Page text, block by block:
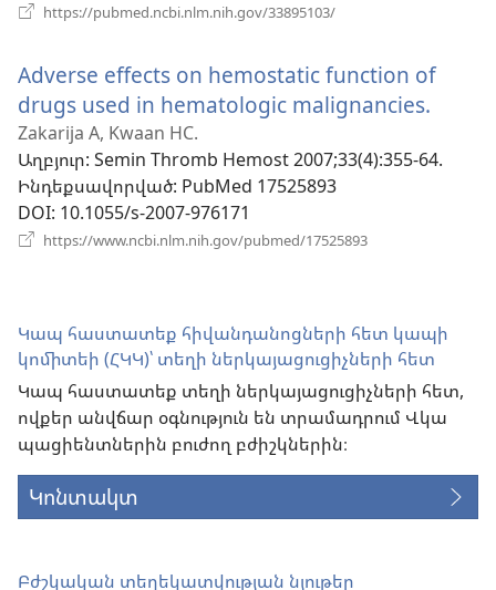
https://pubmed.ncbi.nlm.nih.gov/33895103/
պատուհան)
Adverse effects on hemostatic function of
drugs used in hematologic malignancies.
նոր
Zakarija A, Kwaan HC.
Աղբյուր‎: Semin Thromb Hemost 2007;33(4):355-64.
Ինդեքսավորված‎: PubMed 17525893
DOI‎: 10.1055/s-2007-976171
https://www.ncbi.nlm.nih.gov/pubmed/17525893
Կապ հաստատեք հիվանդանոցների հետ կապի
կոմիտեի (ՀԿԿ)՝ տեղի ներկայացուցիչների հետ
Կապ հաստատեք տեղի ներկայացուցիչների հետ,
ովքեր անվճար օգնություն են տրամադրում Վկա
պացիենտներին բուժող բժիշկներին։
Կոնտակտ
Բժշկական տեղեկատվության նյութեր